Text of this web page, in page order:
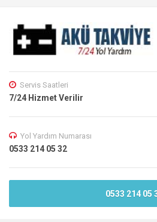
Servis Saatleri
7/24 Hizmet Verilir
Yol Yardım Numarası
0533 214 05 32
0533 214 05